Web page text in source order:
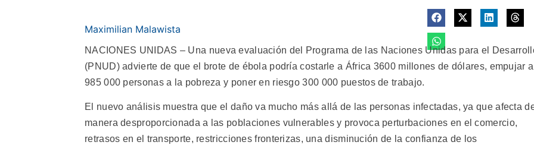
Maximilian Malawista
NACIONES UNIDAS – Una nueva evaluación del Programa de las Naciones Unidas para el
(PNUD) advierte de que el brote de ébola podría costarle a África 3600 millones de dólares, empujar a
985 000 personas a la pobreza y poner en riesgo 300 000 puestos de trabajo.
El nuevo análisis muestra que el daño va mucho más allá de las personas infectadas, ya que afecta
manera desproporcionada a las poblaciones vulnerables y provoca perturbaciones en el comercio,
retrasos en el transporte, restricciones fronterizas, una disminución de la confianza de los